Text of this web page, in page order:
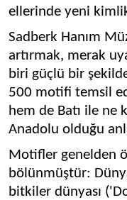
ellerinde yeni
Sadberk Hanım
artırmak, merak
biri güçlü bir
500 motifi temsil
hem de Batı ile ne
Anadolu olduğu
Motifler genelden
bölünmüştür:
bitkiler dünyası